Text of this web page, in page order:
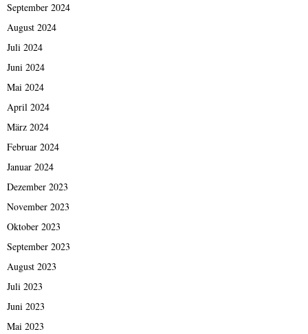
September 2024
August 2024
Juli 2024
Juni 2024
Mai 2024
April 2024
März 2024
Februar 2024
Januar 2024
Dezember 2023
November 2023
Oktober 2023
September 2023
August 2023
Juli 2023
Juni 2023
Mai 2023